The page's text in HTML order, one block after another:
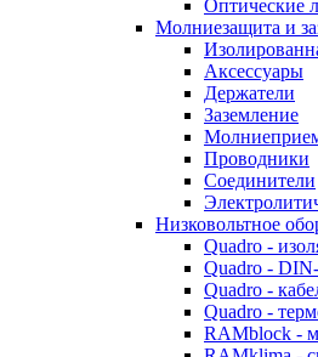
Оптические
Молниезащита и
Аксессуары
Держатели
Заземление
Проводники
Соединители
Низковольтное
Quadro -
Quadro -
Quadro -
Quadro -
RAMblock -